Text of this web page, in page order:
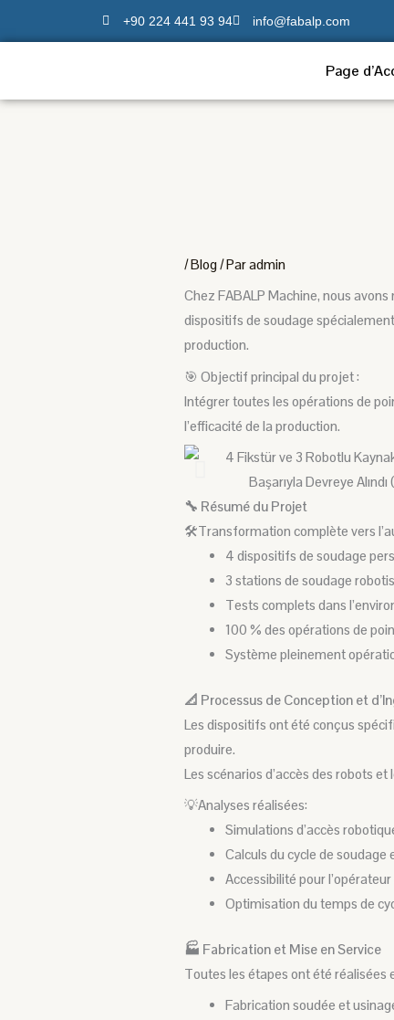
au
+90 224 441 93 94 info@fabalp.com
Page
/Blog/ Paradmin
Chez FABALP Machine, nous
dispositifs de soudage
production.
🎯 Objectif principal du projet :
Intégrer toutes les opérations de
l’efficacité de la production.
🔧 Résumé du Projet
🛠️Transformation complète vers
4 dispositifs de soudage
3 stations de soudage
Tests complets dans
100 % des opérations de
Système pleinement
📐 Processus de Conception et
Les dispositifs ont été conçus
produire.
Les scénarios d’accès des robots
💡Analyses réalisées:
Simulations d’accès
Calculs du cycle de soudage
Accessibilité pour
Optimisation du temps de
🏭 Fabrication et Mise en Service
Toutes les étapes ont été réalisées
Fabrication soudée et